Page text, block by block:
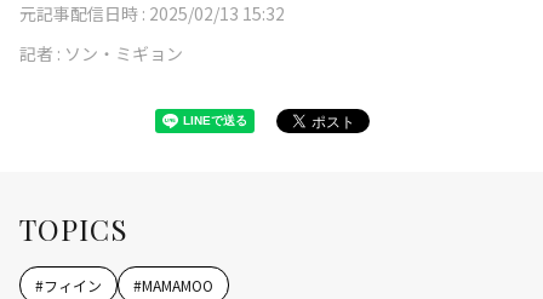
元記事配信日時 : 2025/02/13 15:32
記者 : ソン・ミギョン
TOPICS
#フィイン #MAMAMOO